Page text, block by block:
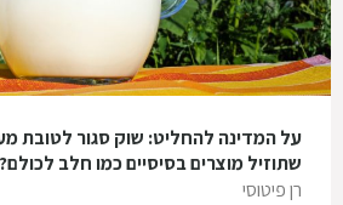
על המדינה להחליט: שוק סגור לטובת
שתוזיל מוצרים בסיסיים כמו חלב לכולם?
רן פיטוסי